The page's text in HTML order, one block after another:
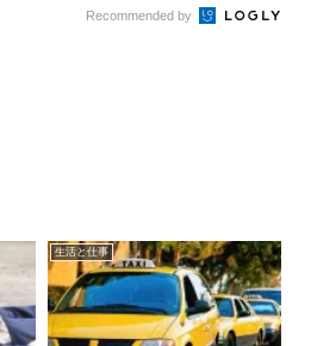
Recommended by
生活と仕事